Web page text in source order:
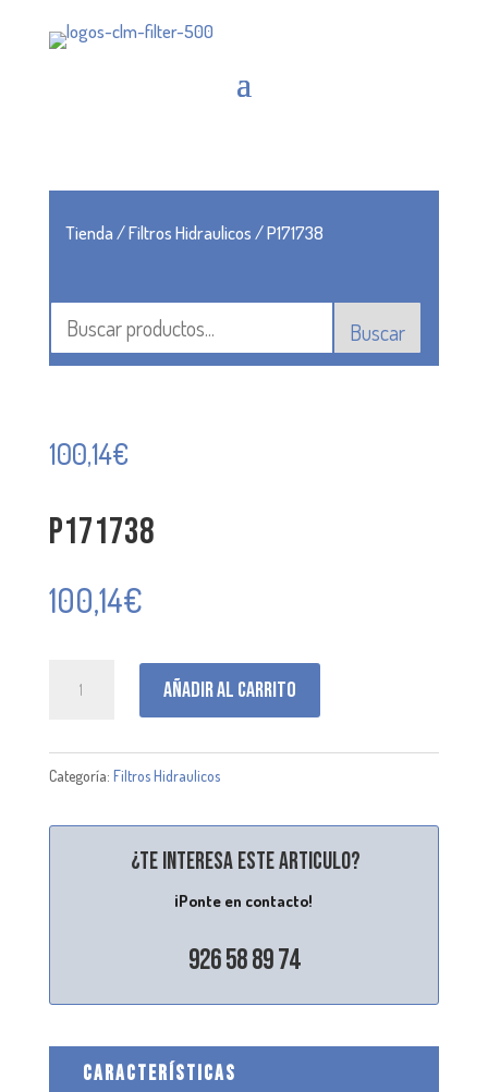
Tienda/Filtros Hidraulicos/ P171738
Buscar
100,14€
P171738
100,14€
Añadir al carrito
Categoría: Filtros Hidraulicos
¿Te interesa este articulo?
¡Ponte en contacto!
926 58 89 74
CARACTERÍSTICAS